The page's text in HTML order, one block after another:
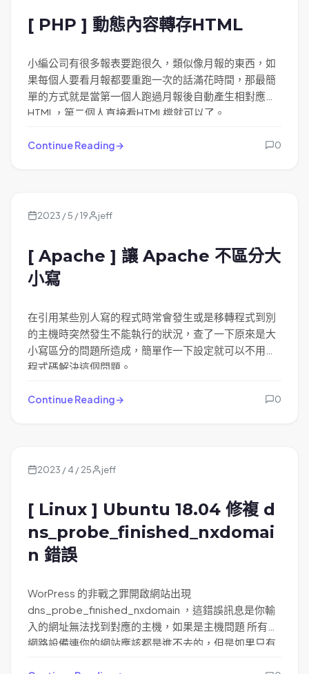
[ PHP ] 動態內容轉存HTML
小編公司有很多報表要跑很久，類似像月報的東西，如
果每個人要看月報都要重跑一次的話滿花時間，那最簡
單的方式就是當第一個人跑過月報後自動產生相對應的
HTML，第二個人直接看HTML檔就可以了。
Continue Reading 0
2023 / 5 / 19 jeff
[ Apache ] 讓 Apache 不區分大
小寫
在引用某些別人寫的程式時常會發生或是移轉程式到別
的主機時突然發生不能執行的狀況，查了一下原來是大
小寫區分的問題所造成，簡單作一下設定就可以不用改
程式碼解決這個問題。
Continue Reading 0
2023 / 4 / 25 jeff
[ Linux ] Ubuntu 18.04 修複 d
ns_probe_finished_nxdomai
n 錯誤
WorPress 的非戰之罪開啟網站出現
dns_probe_finished_nxdomain ，這錯誤訊息是你輸
入的網址無法找到對應的主機，如果是主機問題 所有的
網路設備連你的網站應該都是進不去的，但是如果只有